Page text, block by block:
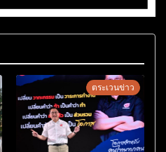
ตระเวนข่าว